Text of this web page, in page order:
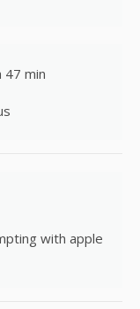
47 min
with apple